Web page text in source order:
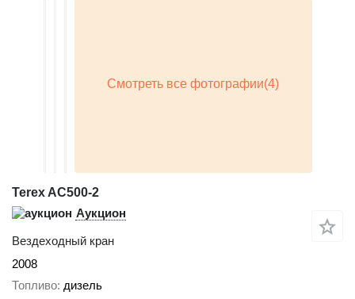
Terex AC500-2
Аукцион
Вездеходный кран
2008
Топливо дизель